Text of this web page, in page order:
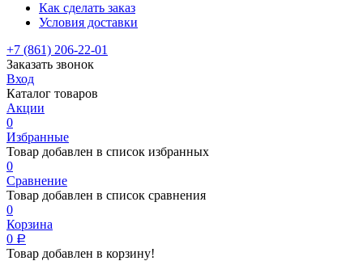
Как сделать заказ
Условия доставки
+7 (861) 206-22-01
Заказать звонок
Вход
Каталог товаров
Акции
0
Избранные
Товар добавлен в список избранных
0
Сравнение
Товар добавлен в список сравнения
0
Корзина
0 Р
Товар добавлен в корзину!